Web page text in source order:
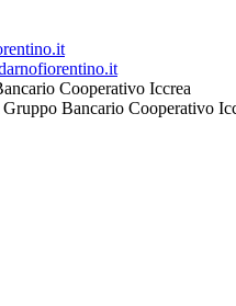
Cooperativo Iccrea
Bancario Cooperativo